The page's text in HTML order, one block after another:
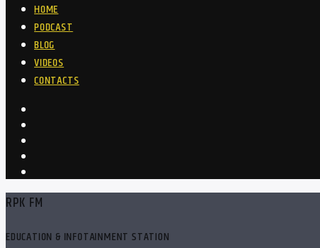
HOME
PODCAST
BLOG
VIDEOS
CONTACTS
RPK FM
EDUCATION & INFOTAINMENT STATION